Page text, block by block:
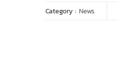
Category : News